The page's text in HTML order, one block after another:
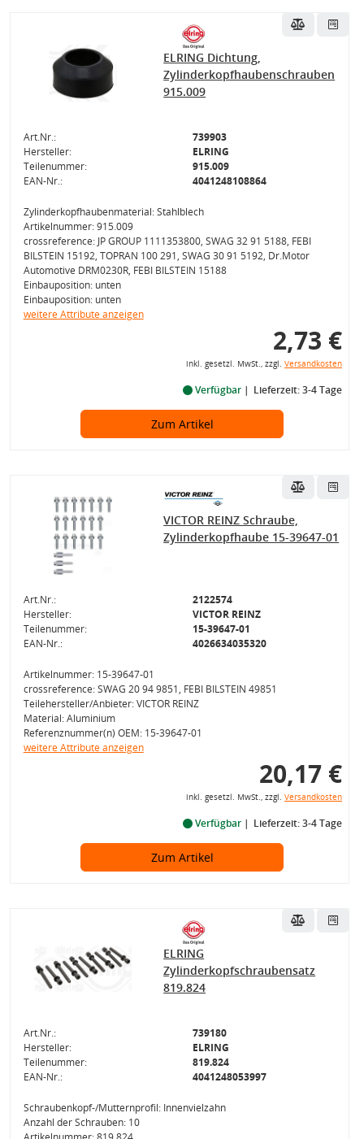
ELRING Dichtung,
Zylinderkopfhaubenschrauben
915.009
Art.Nr.:
739903
Hersteller:
ELRING
Teilenummer:
915.009
EAN-Nr.:
4041248108864
Zylinderkopfhaubenmaterial: Stahlblech
Artikelnummer: 915.009
crossreference: JP GROUP 1111353800, SWAG 32 91 5188, FEBI
BILSTEIN 15192, TOPRAN 100 291, SWAG 30 91 5192, Dr.Motor
Automotive DRM0230R, FEBI BILSTEIN 15188
Einbauposition: unten
Einbauposition: unten
weitere Attribute anzeigen
2,73 €
inkl. gesetzl. MwSt., zzgl. Versandkosten
Verfügbar Lieferzeit: 3-4 Tage
Zum Artikel
VICTOR REINZ Schraube,
Zylinderkopfhaube 15-39647-01
Art.Nr.:
2122574
Hersteller:
VICTOR REINZ
Teilenummer:
15-39647-01
EAN-Nr.:
4026634035320
Artikelnummer: 15-39647-01
crossreference: SWAG 20 94 9851, FEBI BILSTEIN 49851
Teilehersteller/Anbieter: VICTOR REINZ
Material: Aluminium
Referenznummer(n) OEM: 15-39647-01
weitere Attribute anzeigen
20,17 €
inkl. gesetzl. MwSt., zzgl. Versandkosten
Verfügbar Lieferzeit: 3-4 Tage
Zum Artikel
ELRING
Zylinderkopfschraubensatz
819.824
Art.Nr.:
739180
Hersteller:
ELRING
Teilenummer:
819.824
EAN-Nr.:
4041248053997
Schraubenkopf-/Mutternprofil: Innenvielzahn
Anzahl der Schrauben: 10